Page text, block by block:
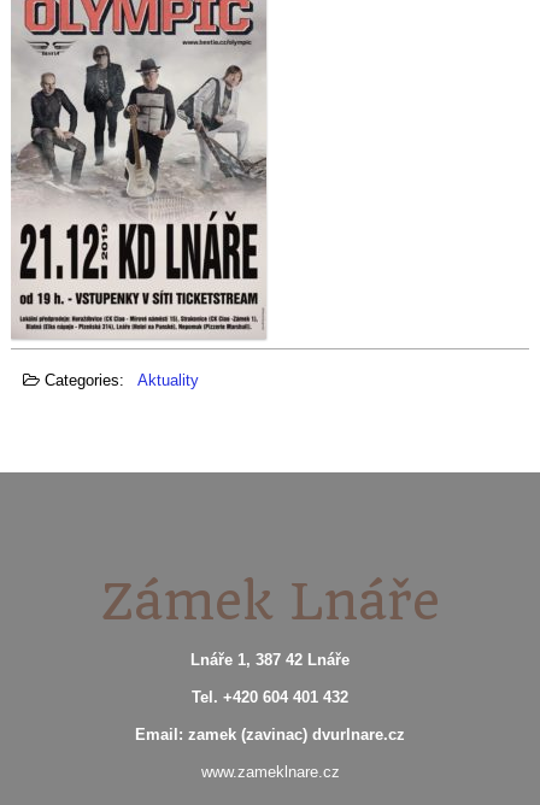
Categories: Aktuality
Zámek Lnáře
Lnáře 1, 387 42 Lnáře
Tel. +420 604 401 432
Email: zamek (zavinac) dvurlnare.cz
www.zameklnare.cz